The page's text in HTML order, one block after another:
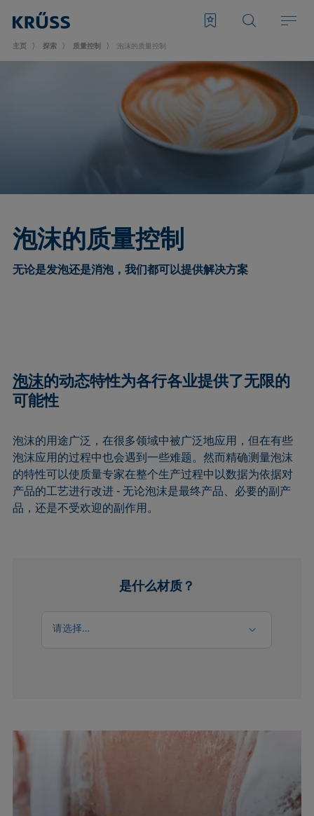
主页 探索 质量控制 泡沫的质量控制
泡沫的质量控制
无论是发泡还是消泡，我们都可以提供解决方案
泡沫的动态特性为各行各业提供了无限的
可能性
泡沫的用途广泛，在很多领域中被广泛地应用，但在有些
泡沫应用的过程中也会遇到一些难题。然而精确测量泡沫
的特性可以使质量专家在整个生产过程中以数据为依据对
产品的工艺进行改进 - 无论泡沫是最终产品、必要的副产
品，还是不受欢迎的副作用。
是什么材质？
请选择…
请选择…